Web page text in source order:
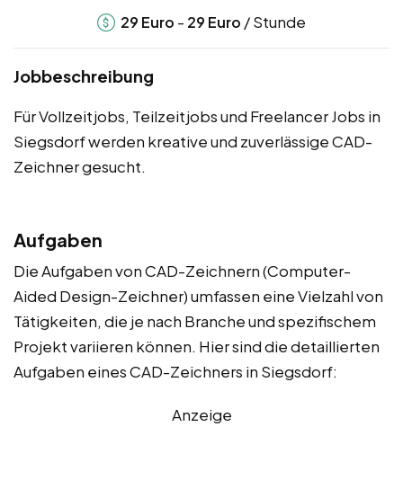
29 Euro - 29 Euro / Stunde
Jobbeschreibung
Für Vollzeitjobs, Teilzeitjobs und Freelancer Jobs in
Siegsdorf werden kreative und zuverlässige CAD-
Zeichner gesucht.
Aufgaben
Die Aufgaben von CAD-Zeichnern (Computer-
Aided Design-Zeichner) umfassen eine Vielzahl von
Tätigkeiten, die je nach Branche und spezifischem
Projekt variieren können. Hier sind die detaillierten
Aufgaben eines CAD-Zeichners in Siegsdorf:
Anzeige